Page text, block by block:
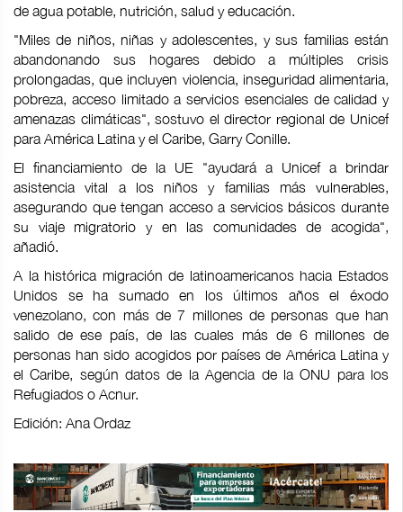
de agua potable, nutrición, salud y educación.
"Miles de niños, niñas y adolescentes, y sus familias están
abandonando sus hogares debido a múltiples crisis
prolongadas, que incluyen violencia, inseguridad alimentaria,
pobreza, acceso limitado a servicios esenciales de calidad y
amenazas climáticas", sostuvo el director regional de Unicef
para América Latina y el Caribe, Garry Conille.
El financiamiento de la UE "ayudará a Unicef a brindar
asistencia vital a los niños y familias más vulnerables,
asegurando que tengan acceso a servicios básicos durante
su viaje migratorio y en las comunidades de acogida",
añadió.
A la histórica migración de latinoamericanos hacia Estados
Unidos se ha sumado en los últimos años el éxodo
venezolano, con más de 7 millones de personas que han
salido de ese país, de las cuales más de 6 millones de
personas han sido acogidos por países de América Latina y
el Caribe, según datos de la Agencia de la ONU para los
Refugiados o Acnur.
Edición: Ana Ordaz